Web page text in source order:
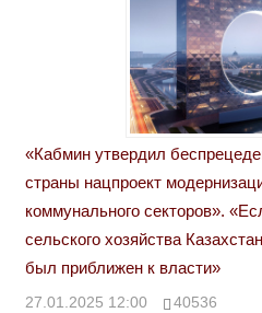
«Кабмин утвердил
страны нацпроект
коммунального секторов».
сельского хозяйства
был приближен к власти»
27.01.2025 12:00 40536